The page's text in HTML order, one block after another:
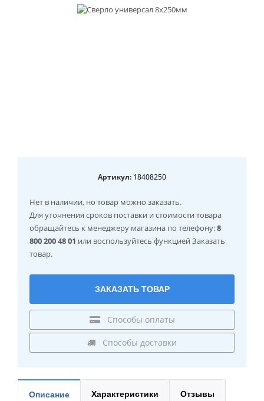
Артикул: 18408250
Нет в наличии, но товар можно заказать.
Для уточнения сроков поставки и стоимости товара
обращайтесь к менеджеру магазина по телефону:8
800 200 48 01 или воспользуйтесь функцией Заказать
товар.
ЗАКАЗАТЬ ТОВАР
Способы оплаты
Способы доставки
Описание Характеристики Отзывы